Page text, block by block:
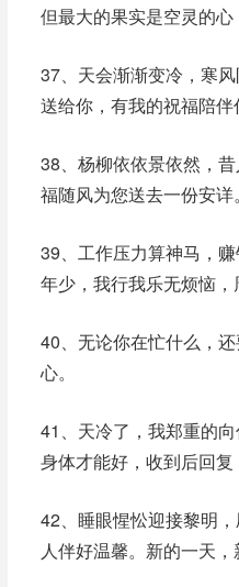
但最大的果实是空灵的心
37、天会渐渐变冷，寒
送给你，有我的祝福陪伴
38、杨柳依依景依然，
福随风为您送去一份安详。
39、工作压力算神马，
年少，我行我乐无烦恼，
40、无论你在忙什么，
心。
41、天冷了，我郑重的
身体才能好，收到后回复
42、睡眼惺忪迎接黎明
人伴好温馨。新的一天